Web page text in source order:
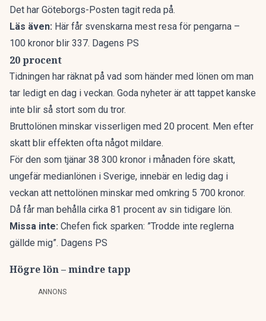
Det har Göteborgs-Posten tagit reda på.
Läs även: Här får svenskarna mest resa för pengarna –
100 kronor blir 337. Dagens PS
20 procent
Tidningen har räknat på vad som händer med lönen om man
tar ledigt en dag i veckan. Goda nyheter är att tappet kanske
inte blir så stort som du tror.
Bruttolönen minskar visserligen med 20 procent. Men efter
skatt blir effekten ofta något mildare.
För den som tjänar 38 300 kronor i månaden före skatt,
ungefär medianlönen i Sverige, innebär en ledig dag i
veckan att nettolönen minskar med omkring 5 700 kronor.
Då får man behålla cirka 81 procent av sin tidigare lön.
Missa inte: Chefen fick sparken: ”Trodde inte reglerna
gällde mig”. Dagens PS
Högre lön – mindre tapp
ANNONS